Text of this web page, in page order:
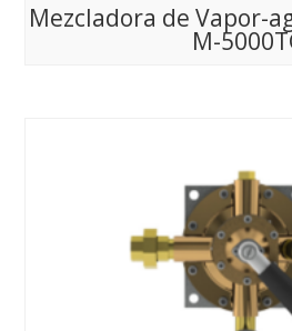
Mezcladora de Vapor-
M-